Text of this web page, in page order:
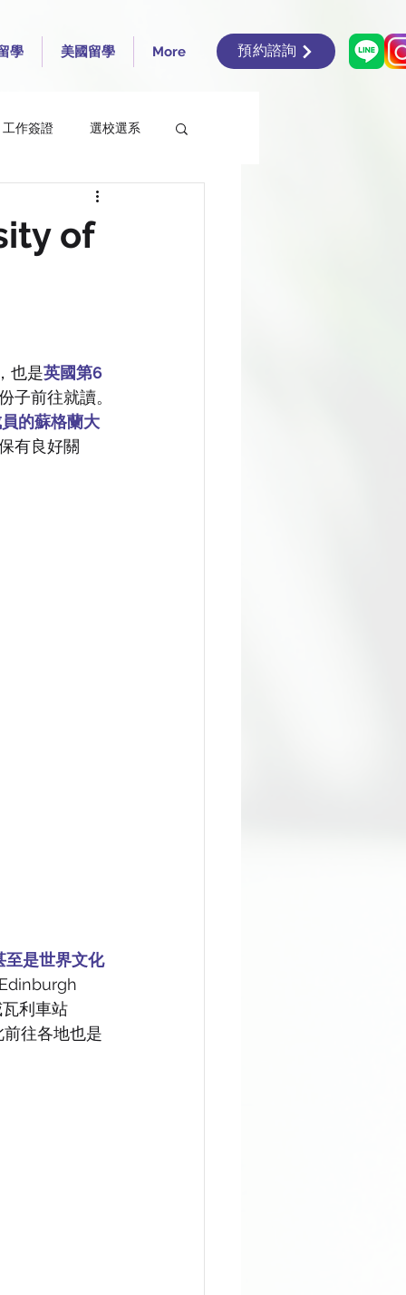
學 美國留學 More 預約諮詢
工作簽證 選校選系
University Belfast
of
也是英國第6
子前往就讀。
的蘇格蘭大
有良好關
至是世界文化
利車站
往各地也是